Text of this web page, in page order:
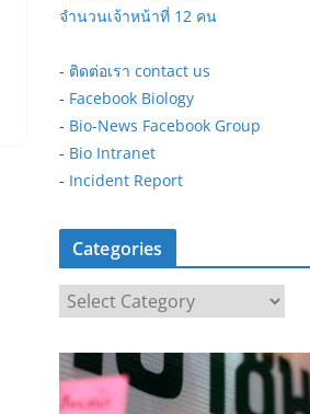
จำนวนเจ้าหน้าที่ 12 คน
- ติดต่อเรา contact us
- Facebook Biology
- Bio-News Facebook Group
- Bio Intranet
- Incident Report
Categories
a
t
e
g